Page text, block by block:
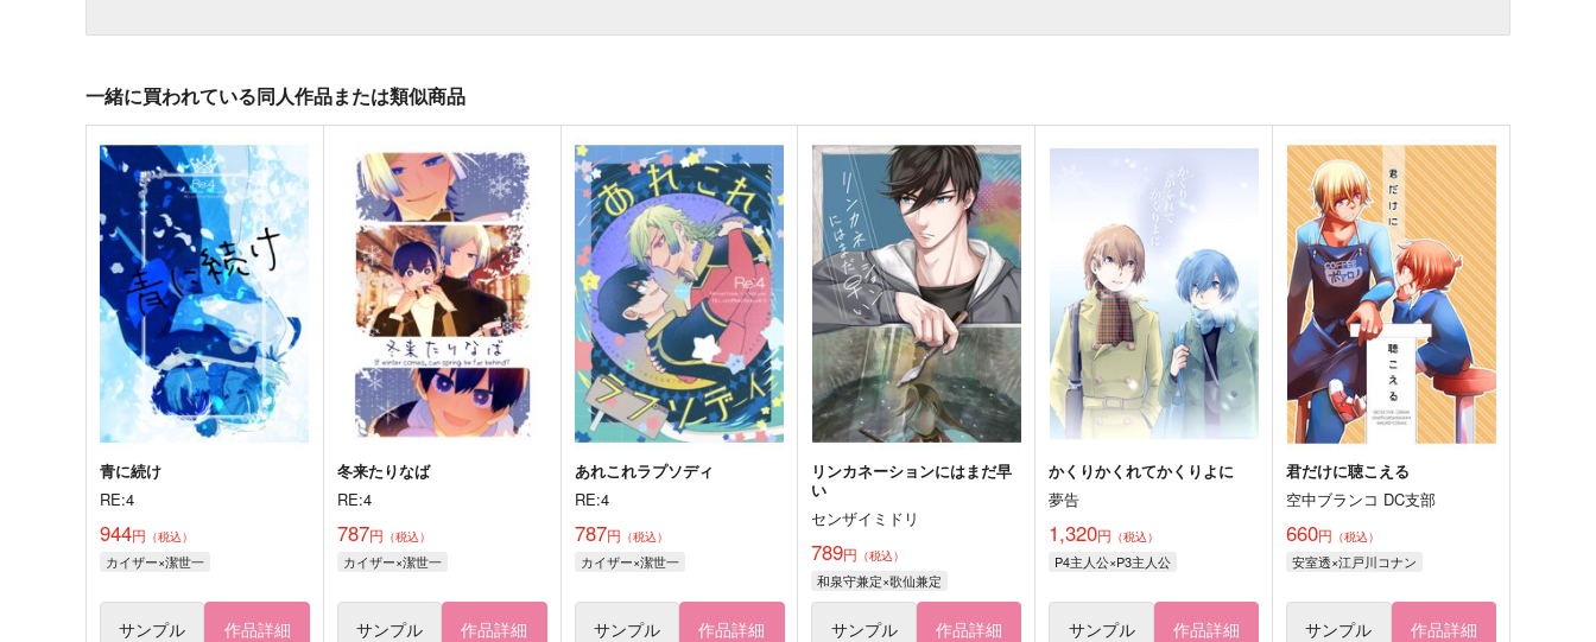
一緒に買われている同人作品または類似商品
青に続け
RE:4
944円 （税込）
カイザー×潔世一
サンプル 作品詳細
冬来たりなば
RE:4
787円 （税込）
カイザー×潔世一
サンプル 作品詳細
あれこれラプソディ
RE:4
787円 （税込）
カイザー×潔世一
サンプル 作品詳細
リンカネーションにはまだ早
い
センザイミドリ
789円 （税込）
和泉守兼定×歌仙兼定
サンプル 作品詳細
かくりかくれてかくりよに
夢告
1,320円 （税込）
P4主人公×P3主人公
サンプル 作品詳細
君だけに聴こえる
空中ブランコ DC支部
660円 （税込）
安室透×江戸川コナン
サンプル 作品詳細